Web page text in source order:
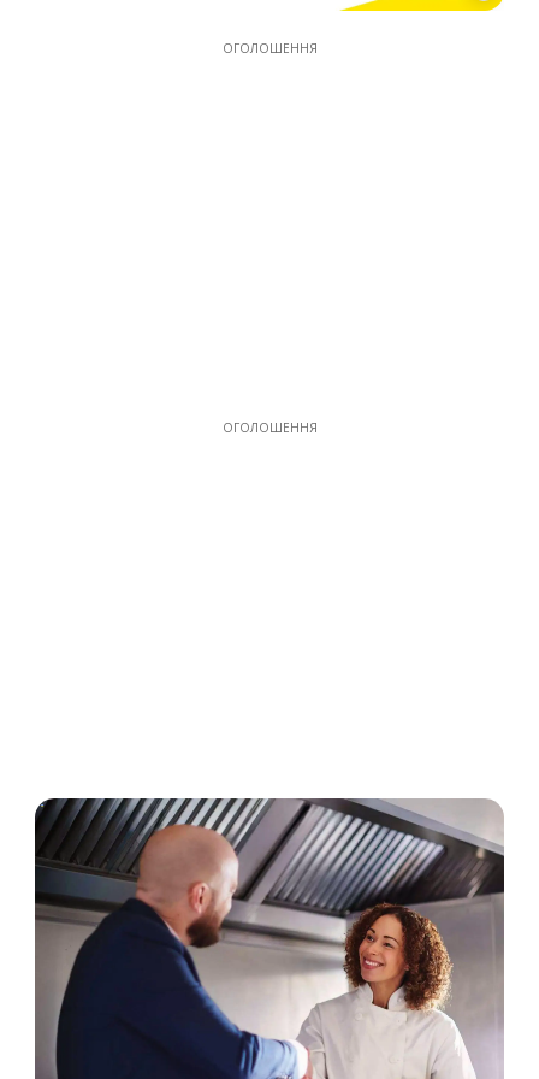
ОГОЛОШЕННЯ
ОГОЛОШЕННЯ